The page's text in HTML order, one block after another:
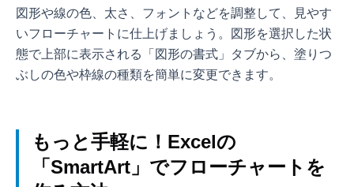
図形や線の色、太さ、フォントなどを調整して、見やす
いフローチャートに仕上げましょう。図形を選択した状
態で上部に表示される「図形の書式」タブから、塗りつ
ぶしの色や枠線の種類を簡単に変更できます。
もっと手軽に！Excelの
「SmartArt」でフローチャートを